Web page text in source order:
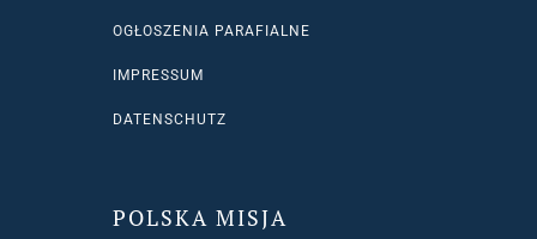
OGŁOSZENIA PARAFIALNE
IMPRESSUM
DATENSCHUTZ
POLSKA MISJA